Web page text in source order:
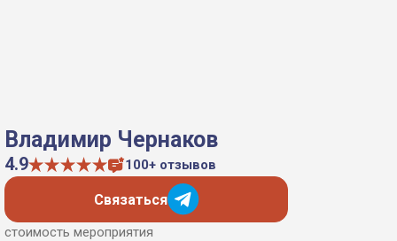
Владимир Чернаков
4.9 100+ отзывов
Связаться
стоимость мероприятия